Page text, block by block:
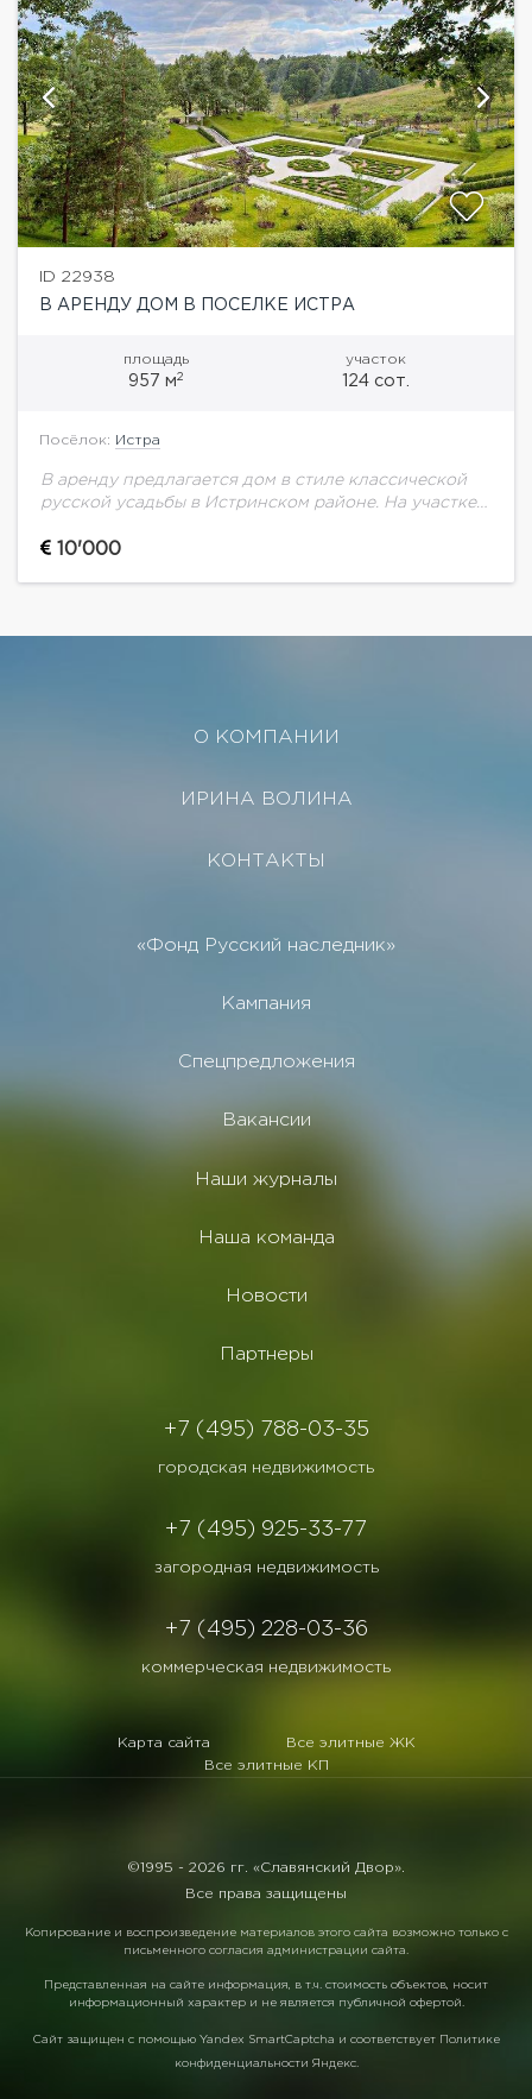
ID 22938
В АРЕНДУ ДОМ В ПОСЕЛКЕ ИСТРА
площадь
957 м2
участок
124 сот.
Посёлок: Истра
В аренду предлагается дом в стиле классической
русской усадьбы в Истринском районе. На участке
на холме с замечательным видом. Отдельно на
10'000
О КОМПАНИИ
ИРИНА ВОЛИНА
КОНТАКТЫ
«Фонд Русский наследник»
Кампания
Спецпредложения
Вакансии
Наши журналы
Наша команда
Новости
Партнеры
+7 (495) 788-03-35
городская недвижимость
+7 (495) 925-33-77
загородная недвижимость
+7 (495) 228-03-36
коммерческая недвижимость
Карта сайта
Все элитные ЖК
Все элитные КП
©1995 - 2026 гг. «Славянский Двор».
Все права защищены
Копирование и воспроизведение материалов этого сайта возможно только с
письменного согласия администрации сайта.
Представленная на сайте информация, в т.ч. стоимость объектов, носит
информационный характер и не является публичной офертой.
Сайт защищен с помощью Yandex SmartCaptcha и соответствует Политике
конфиденциальности Яндекс.